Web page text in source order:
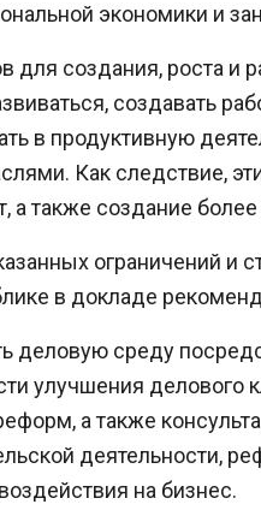
экономики и
для создания, роста и
создавать
в продуктивную
Как следствие,
а также создание
ограничений и
в докладе
деловую среду
улучшения делового
а также
деятельности,
на бизнес.